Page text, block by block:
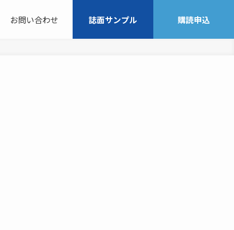
お問い合わせ 誌面サンプル 購読申込